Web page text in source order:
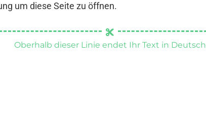
um diese Seite zu öffnen.
Oberhalb dieser Linie endet Ihr Text in Deutsch